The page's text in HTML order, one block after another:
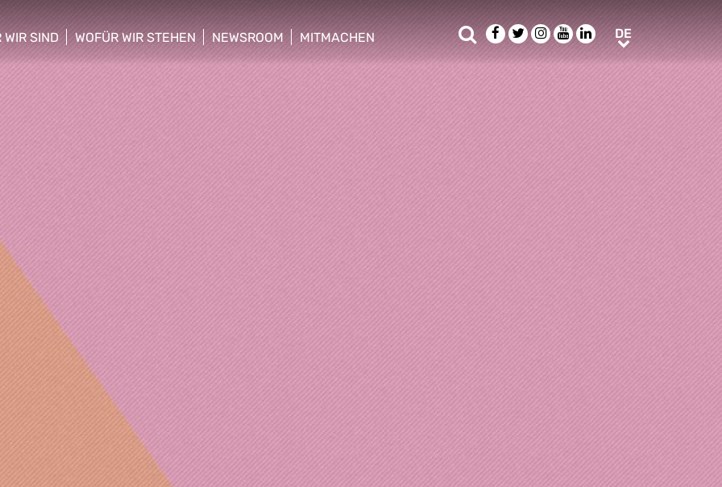
WIR SIND
hide sub menu
WOFÜR WIR STEHEN
show/hide sub menu
NEWSROOM
show/hide sub menu
MITMACHEN
show/hide sub menu
SucheFacebook
TwitterInstagram
YoutubeLinkedIn
DEDE